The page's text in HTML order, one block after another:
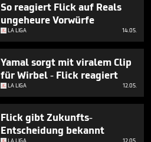
So reagiert Flick auf Reals
ungeheure Vorwürfe
LA LIGA 14.05.
Yamal sorgt mit viralem Clip
für Wirbel - Flick reagiert
LA LIGA 12.05.
Flick gibt Zukunfts-
Entscheidung bekannt